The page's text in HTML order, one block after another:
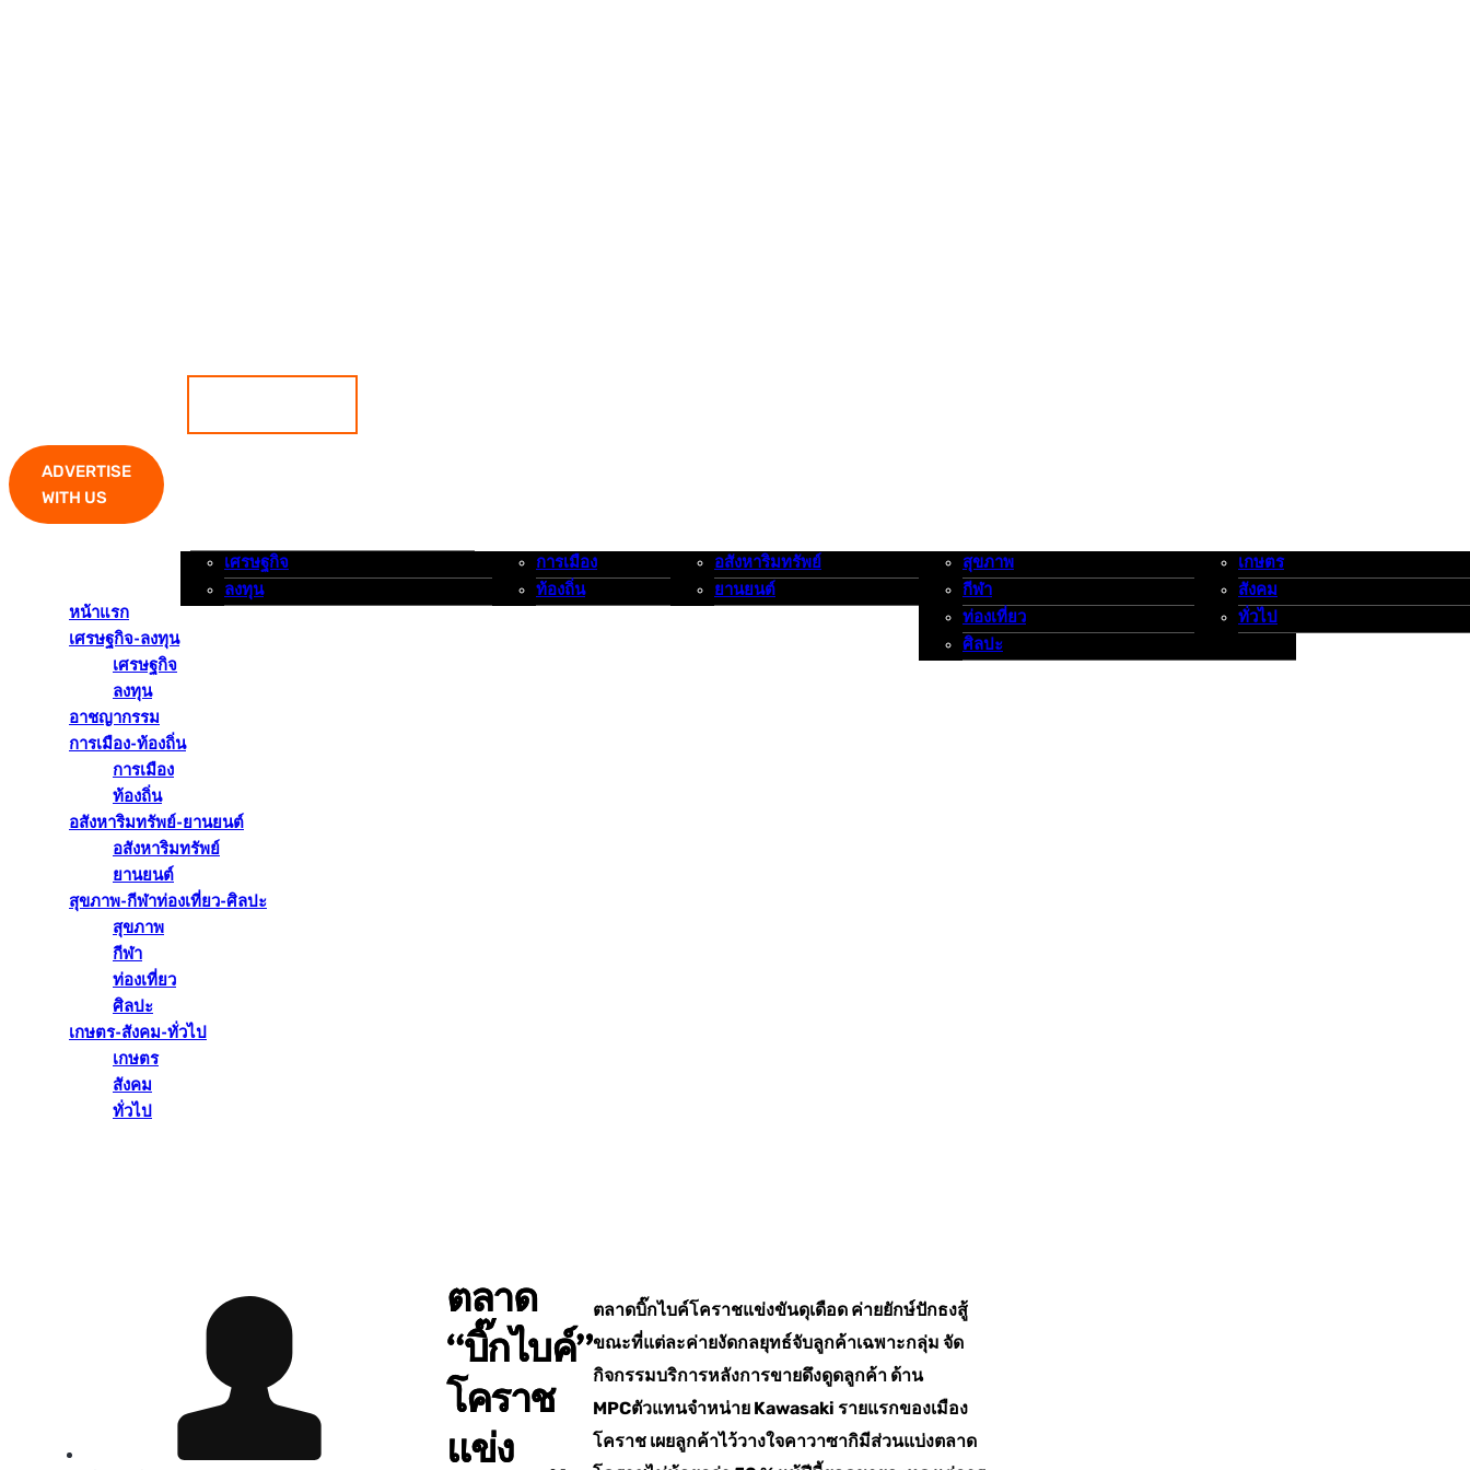
ADVERTISE
WITH US
เศรษฐกิจ-ลงทุน
เศรษฐกิจ
ลงทุน
การเมือง-ท้องถิ่น
การเมือง
ท้องถิ่น
อสังหาริมทรัพย์-ยานยนต์
อสังหาริมทรัพย์
ยานยนต์
สุขภาพ-กีฬาท่องเที่ยว-ศิลปะ
สุขภาพ
กีฬา
ท่องเที่ยว
ศิลปะ
เกษตร-สังคม-ทั่วไป
เกษตร
สังคม
ทั่วไป
หน้าแรก
เศรษฐกิจ-ลงทุน
เศรษฐกิจ
ลงทุน
อาชญากรรม
การเมือง-ท้องถิ่น
การเมือง
ท้องถิ่น
อสังหาริมทรัพย์-ยานยนต์
อสังหาริมทรัพย์
ยานยนต์
สุขภาพ-กีฬาท่องเที่ยว-ศิลปะ
สุขภาพ
กีฬา
ท่องเที่ยว
ศิลปะ
เกษตร-สังคม-ทั่วไป
เกษตร
สังคม
ทั่วไป
ตลาด
“บิ๊กไบค์”
โคราช
แข่ง
ตลาดบิ๊กไบค์โคราชแข่งขันดุเดือด ค่ายยักษ์ปักธงสู้
ขณะที่แต่ละค่ายงัดกลยุทธ์จับลูกค้าเฉพาะกลุ่ม จัด
กิจกรรมบริการหลังการขายดึงดูดลูกค้า ด้าน
MPCตัวแทนจำหน่าย Kawasaki รายแรกของเมือง
โคราช เผยลูกค้าไว้วางใจคาวาซากิมีส่วนแบ่งตลาด